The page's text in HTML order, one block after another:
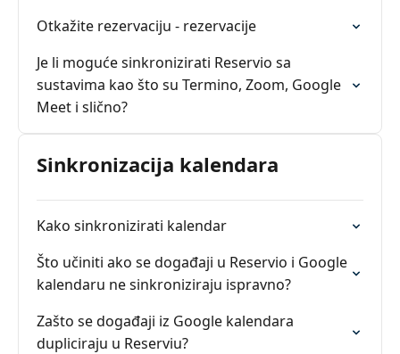
Otkažite rezervaciju - rezervacije
Je li moguće sinkronizirati Reservio sa
sustavima kao što su Termino, Zoom, Google
Meet i slično?
Sinkronizacija kalendara
Kako sinkronizirati kalendar
Što učiniti ako se događaji u Reservio i Google
kalendaru ne sinkroniziraju ispravno?
Zašto se događaji iz Google kalendara
dupliciraju u Reserviu?